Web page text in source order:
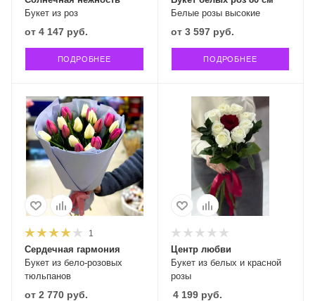
Букет из роз
от 4 147 руб.
ПОДРОБНЕЕ
Белые розы высокие
от 3 597 руб.
ПОДРОБНЕЕ
1
Букет из бело-розовых
тюльпанов
Сердечная гармония
от 2 770 руб.
Букет из белых и красной
розы
Центр любви
4 199руб.